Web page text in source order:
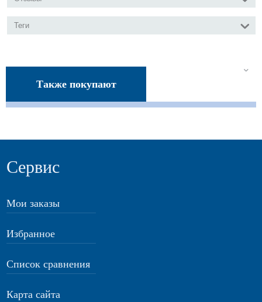
Теги
Также покупают
Сервис
Мои заказы
Избранное
Список сравнения
Карта сайта